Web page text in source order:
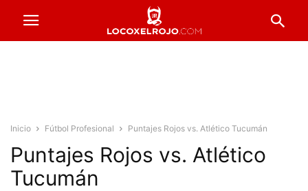
Inicio Fútbol Profesional Puntajes Rojos vs. Atlético Tucumán
Puntajes Rojos vs. Atlético
Tucumán